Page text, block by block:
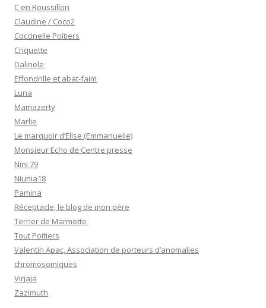
C en Roussillon
Claudine / Coco2
Coccinelle Poitiers
Criquette
Dalinele
Effondrille et abat-faim
Luna
Mamazerty
Marlie
Le marquoir d’Elise (Emmanuelle)
Monsieur Echo de Centre presse
Nini 79
Niunia18
Pamina
Réceptacle, le blog de mon père
Terrier de Marmotte
Tout Poitiers
Valentin Apac, Association de porteurs d’anomalies
chromosomiques
Virjaja
Zazimuth